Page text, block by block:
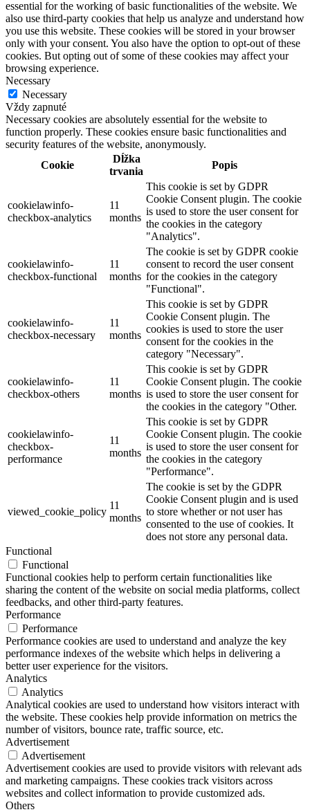
essential for the working of basic functionalities of the website. We
also use third-party cookies that help us analyze and understand how
you use this website. These cookies will be stored in your browser
only with your consent. You also have the option to opt-out of these
cookies. But opting out of some of these cookies may affect your
browsing experience.
Necessary
Necessary
Vždy zapnuté
Necessary cookies are absolutely essential for the website to
function properly. These cookies ensure basic functionalities and
security features of the website, anonymously.
Cookie
Dĺžka
trvania
Popis
cookielawinfo-
checkbox-analytics
11
months
This cookie is set by GDPR
Cookie Consent plugin. The cookie
is used to store the user consent for
the cookies in the category
"Analytics".
cookielawinfo-
checkbox-functional
11
months
The cookie is set by GDPR cookie
consent to record the user consent
for the cookies in the category
"Functional".
cookielawinfo-
checkbox-necessary
11
months
This cookie is set by GDPR
Cookie Consent plugin. The
cookies is used to store the user
consent for the cookies in the
category "Necessary".
cookielawinfo-
checkbox-others
11
months
This cookie is set by GDPR
Cookie Consent plugin. The cookie
is used to store the user consent for
the cookies in the category "Other.
cookielawinfo-
checkbox-
performance
11
months
This cookie is set by GDPR
Cookie Consent plugin. The cookie
is used to store the user consent for
the cookies in the category
"Performance".
viewed_cookie_policy
11
months
The cookie is set by the GDPR
Cookie Consent plugin and is used
to store whether or not user has
consented to the use of cookies. It
does not store any personal data.
Functional
Functional
Functional cookies help to perform certain functionalities like
sharing the content of the website on social media platforms, collect
feedbacks, and other third-party features.
Performance
Performance
Performance cookies are used to understand and analyze the key
performance indexes of the website which helps in delivering a
better user experience for the visitors.
Analytics
Analytics
Analytical cookies are used to understand how visitors interact with
the website. These cookies help provide information on metrics the
number of visitors, bounce rate, traffic source, etc.
Advertisement
Advertisement
Advertisement cookies are used to provide visitors with relevant ads
and marketing campaigns. These cookies track visitors across
websites and collect information to provide customized ads.
Others